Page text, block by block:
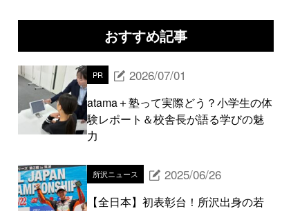
おすすめ記事
PR 2026/07/01
atama＋塾って実際どう？小学生の体
験レポート＆校舎長が語る学びの魅
力
所沢ニュース 2025/06/26
【全日本】初表彰台！所沢出身の若